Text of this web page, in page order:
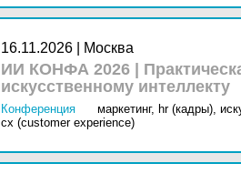
16.11.2026 | Москва
ИИ КОНФА 2026 |
искусственному интеллекту
Конференция маркетинг, hr (кадры),
cx (customer experience)